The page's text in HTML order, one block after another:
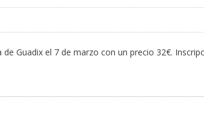
Guadix el 7 de marzo con un precio 32€.